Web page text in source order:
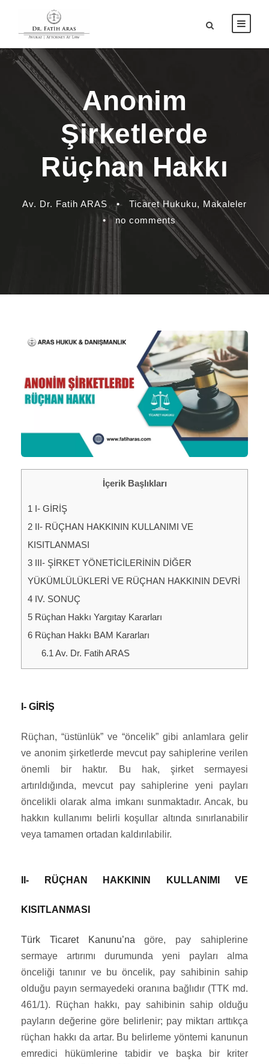
Anonim
Şirketlerde
Rüçhan Hakkı
Av. Dr. Fatih ARAS • Ticaret Hukuku, Makaleler
•
no comments
İçerik Başlıkları
1 I- GİRİŞ
2 II- RÜÇHAN HAKKININ KULLANIMI VE
KISITLANMASI
3 III- ŞİRKET YÖNETİCİLERİNİN DİĞER
YÜKÜMLÜLÜKLERİ VE RÜÇHAN HAKKININ DEVRİ
4 IV. SONUÇ
5 Rüçhan Hakkı Yargıtay Kararları
6 Rüçhan Hakkı BAM Kararları
6.1Av. Dr. Fatih ARAS
I- GİRİŞ
Rüçhan, “üstünlük” ve “öncelik” gibi anlamlara gelir
ve anonim şirketlerde mevcut pay sahiplerine verilen
önemli bir haktır. Bu hak, şirket sermayesi
artırıldığında, mevcut pay sahiplerine yeni payları
öncelikli olarak alma imkanı sunmaktadır. Ancak, bu
hakkın kullanımı belirli koşullar altında sınırlanabilir
veya tamamen ortadan kaldırılabilir.
II- RÜÇHAN HAKKININ KULLANIMI VE
KISITLANMASI
Türk Ticaret Kanunu’na göre, pay sahiplerine
sermaye artırımı durumunda yeni payları alma
önceliği tanınır ve bu öncelik, pay sahibinin sahip
olduğu payın sermayedeki oranına bağlıdır (TTK md.
461/1). Rüçhan hakkı, pay sahibinin sahip olduğu
payların değerine göre belirlenir; pay miktarı arttıkça
rüçhan hakkı da artar. Bu belirleme yöntemi kanunun
emredici hükümlerine tabidir ve başka bir kriter